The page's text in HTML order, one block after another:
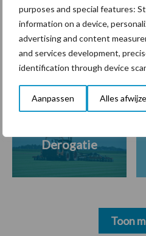
purposes and special features:
information on a device,
advertising and content
and services development,
identification through device
Aanpassen Alles
Themapagina's
Diergezondheid
Derogatie
Toon